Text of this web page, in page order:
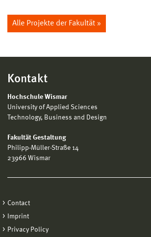
Alle Projekte der Fakultät »
Kontakt
Hochschule Wismar
University of Applied Sciences
Technology, Business and Design
Fakultät Gestaltung
Philipp-Müller-Straße 14
23966 Wismar
Contact
Imprint
Privacy Policy